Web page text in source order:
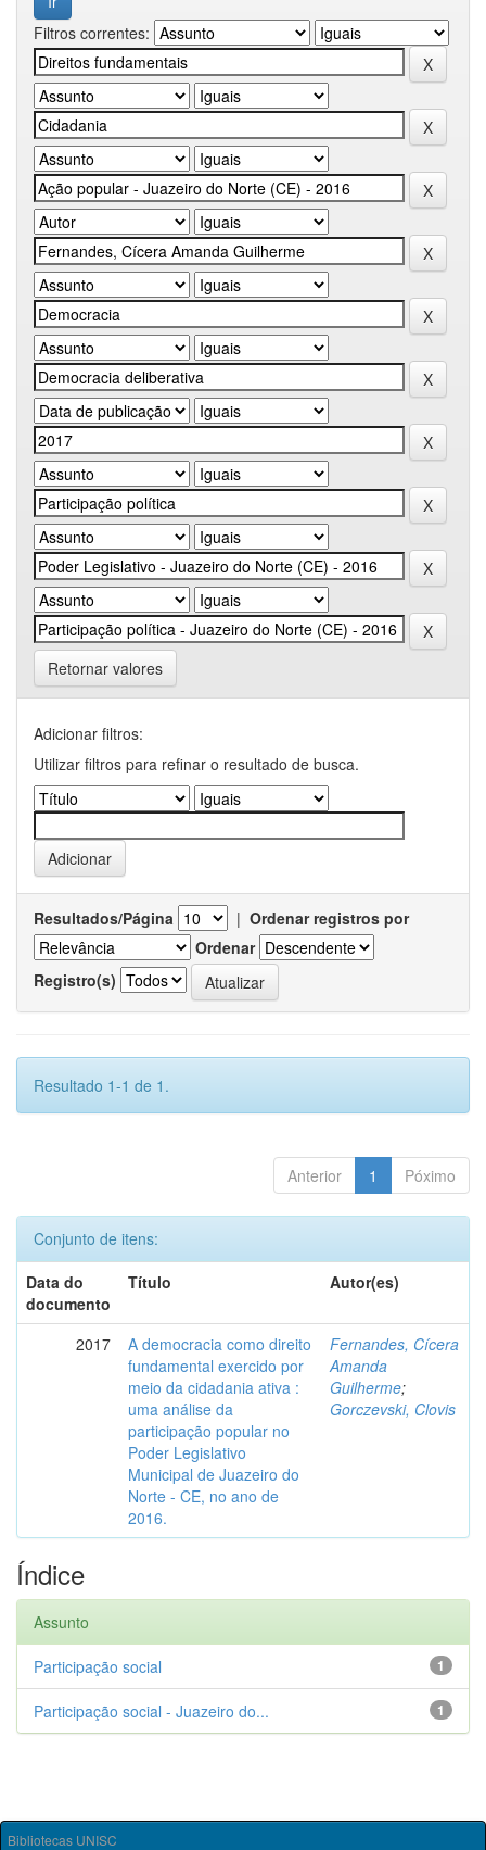
Filtros correntes:
Retornar valores
Adicionar filtros:
Utilizar filtros para refinar o resultado de busca.
Resultados/Página | Ordenar registros por
Ordenar
Registro(s)
Resultado 1-1 de 1.
Anterior 1 Póximo
Conjunto de itens:
Data do
documento
Título Autor(es)
2017
A democracia como direito
fundamental exercido por
meio da cidadania ativa :
uma análise da
participação popular no
Poder Legislativo
Municipal de Juazeiro do
Norte - CE, no ano de
2016.
Fernandes, Cícera
Amanda
Guilherme;
Gorczevski, Clovis
Índice
Assunto
1
Participação social
1
Participação social - Juazeiro do...
Bibliotecas UNISC